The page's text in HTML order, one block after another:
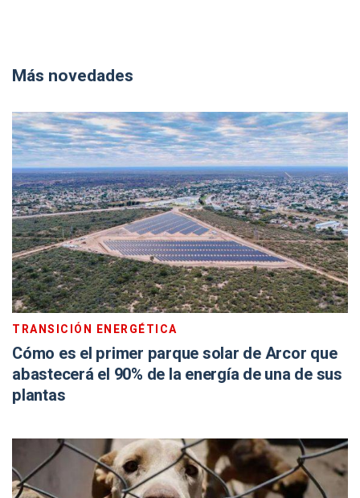
Más novedades
TRANSICIÓN ENERGÉTICA
Cómo es el primer parque solar de Arcor que
abastecerá el 90% de la energía de una de sus
plantas